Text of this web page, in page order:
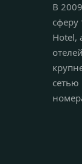
В
сферу
Hotel,
сетью